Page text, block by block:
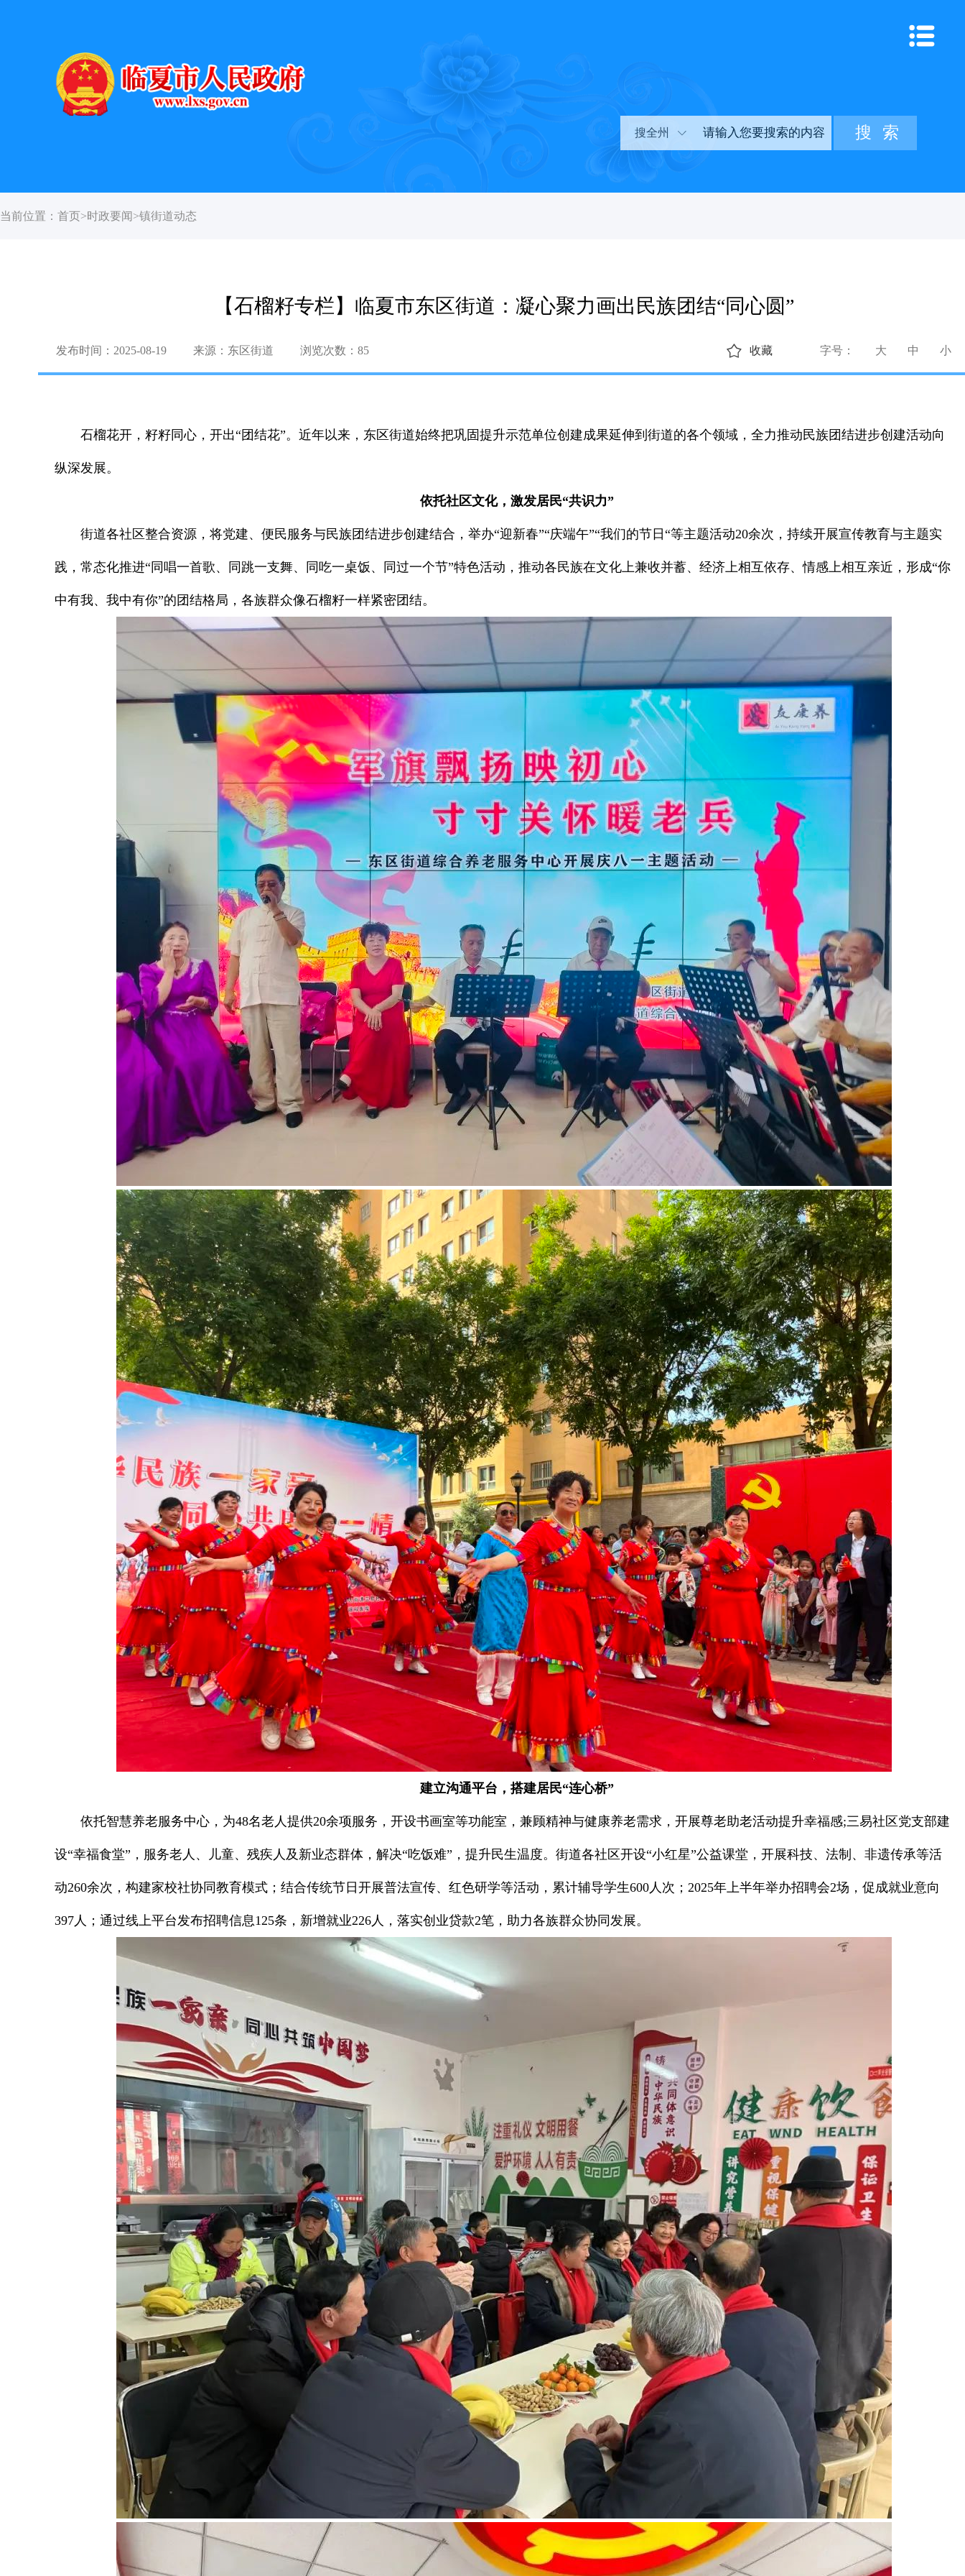
搜全州
当前位置： 首页>时政要闻 >镇街道动态
【石榴籽专栏】临夏市东区街道：凝心聚力画出民族团结“同心圆”
发布时间：2025-08-19 来源：东区街道 浏览次数： 85 字号： 大 中 小
收藏
石榴花开，籽籽同心，开出“团结花”。近年以来，东区街道始终把巩固提升示范单位创建成果延伸到街道的各个领域，全力推动民族团结进步创建活动向
纵深发展。
依托社区文化，激发居民“共识力”
街道各社区整合资源，将党建、便民服务与民族团结进步创建结合，举办“迎新春”“庆端午”“我们的节日“等主题活动20余次，持续开展宣传教育与主题实
践，常态化推进“同唱一首歌、同跳一支舞、同吃一桌饭、同过一个节”特色活动，推动各民族在文化上兼收并蓄、经济上相互依存、情感上相互亲近，形成“你
中有我、我中有你”的团结格局，各族群众像石榴籽一样紧密团结。
建立沟通平台，搭建居民“连心桥”
依托智慧养老服务中心，为48名老人提供20余项服务，开设书画室等功能室，兼顾精神与健康养老需求，开展尊老助老活动提升幸福感;三易社区党支部建
设“幸福食堂”，服务老人、儿童、残疾人及新业态群体，解决“吃饭难”，提升民生温度。街道各社区开设“小红星”公益课堂，开展科技、法制、非遗传承等活
动260余次，构建家校社协同教育模式；结合传统节日开展普法宣传、红色研学等活动，累计辅导学生600人次；2025年上半年举办招聘会2场，促成就业意向
397人；通过线上平台发布招聘信息125条，新增就业226人，落实创业贷款2笔，助力各族群众协同发展。